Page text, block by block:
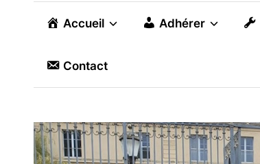
Accueil Adhérer
Contact